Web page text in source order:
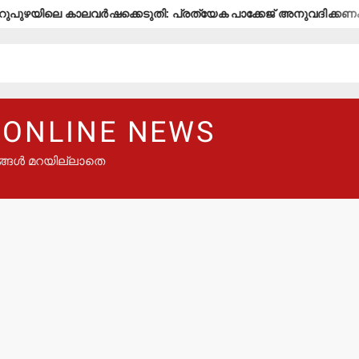
കാലവര്‍ഷക്കെടുതി: പ്രത്യേക പാക്കേജ് അനുവദിക്കണം-
NEWS
മറയില്ലാതെ